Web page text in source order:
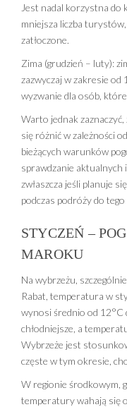
Jest nadal korzystna do
mniejsza liczba
zatłoczone.
Zima (grudzień – luty):
zazwyczaj w zakresie od
wyzwanie dla osób,
Warto jednak
się różnić w zależności
bieżących warunków
sprawdzanie aktualnych
zwłaszcza jeśli planuje
podczas podróży do
STYCZEŃ –
MAROKU
Na wybrzeżu,
Rabat, temperatura w
wynosi średnio od 12°C
chłodniejsze, a
Wybrzeże jest
częste w tym okresie,
W regionie środkowym,
temperatury wahają się